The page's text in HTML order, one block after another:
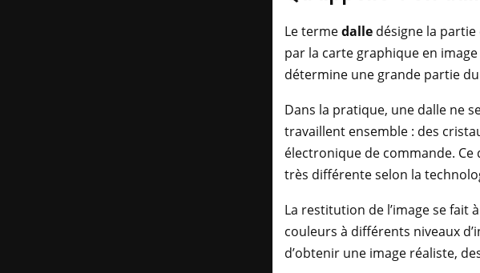
Le termedalle désigne la partie
par la carte graphique en
détermine une grande partie
Dans la pratique, une dalle ne
travaillent ensemble : des
électronique de commande.
très différente selon la
La restitution de l’image se fait
couleurs à différents niveaux
d’obtenir une image réaliste,